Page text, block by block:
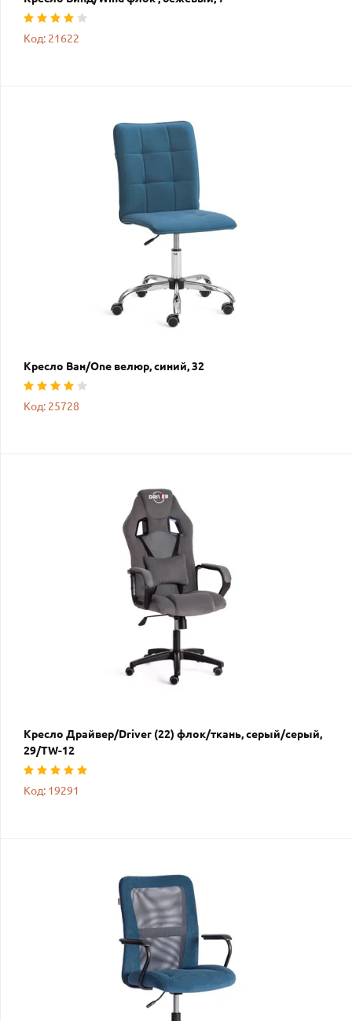
Код: 21622
Кресло Ван/One велюр, синий, 32
Код: 25728
Кресло Драйвер/Driver (22) флок/ткань, серый/серый,
29/TW-12
Код: 19291